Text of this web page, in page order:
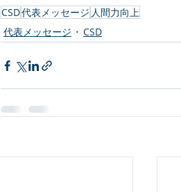
CSD代表メッセージ 人間力向上
代表メッセージ
CSD